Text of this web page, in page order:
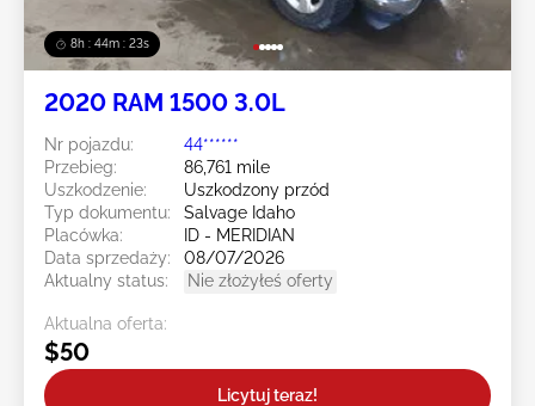
8h : 44m : 20s
2020 RAM 1500 3.0L
Nr pojazdu:
44******
Przebieg:
86,761 mile
Uszkodzenie:
Uszkodzony przód
Typ dokumentu:
Salvage Idaho
Placówka:
ID - MERIDIAN
Data sprzedaży:
08/07/2026
Aktualny status:
Nie złożyłeś oferty
Aktualna oferta:
$50
Licytuj teraz!